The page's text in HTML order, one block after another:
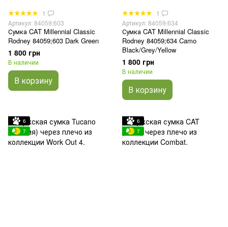
1
Артикул: 84059;603
Сумка CAT Millennial Classic
Rodney 84059;603 Dark Green
1 800 грн
В наличии
В корзину
1
Артикул: 84059;634
Сумка CAT Millennial Classic
Rodney 84059;634 Camo
Black/Grey/Yellow
1 800 грн
В наличии
В корзину
6
7
6
7